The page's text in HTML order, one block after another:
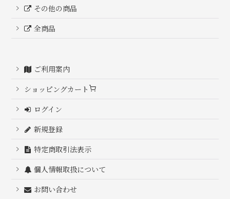
その他の商品
全商品
ご利用案内
ショッピングカート
ログイン
新規登録
特定商取引法表示
個人情報取扱について
お問い合わせ